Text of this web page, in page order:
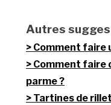
Autres
Comment faire
Comment faire
parme ?
Tartines de